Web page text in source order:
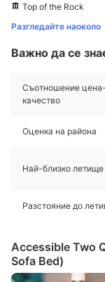
Top of the Rock
Разгледайте наоколо
Важно да се
Съотношение цена-
качество
Оценка на района
Най-близко летище
Разстояние до
Accessible Two
Sofa Bed)